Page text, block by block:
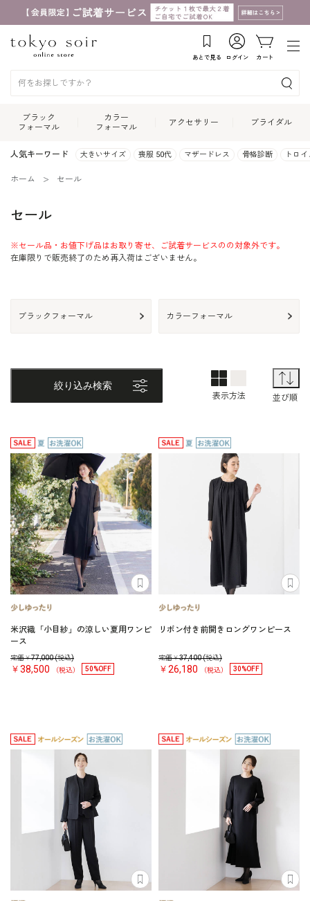
あとで見る ログイン カート
ブラック
フォーマル
カラー
フォーマル
アクセサリー ブライダル
人気キーワード 大きいサイズ 喪服 50代 マザードレス 骨格診断 トロ
ホーム セール
セール
※セール品・お値下げ品はお取り寄せ、ご試着サービスのの対象外です。
在庫限りで販売終了のため再入荷はございません。
ブラックフォーマル カラーフォーマル
絞り込み検索
表示方法
TOP画面表
並び順
米沢織「小目紗」の涼しい夏用ワンピ
ース
定価￥77,000(税込)
￥38,500 （税込） 50%OFF
リボン付き前開きロングワンピース
定価￥37,400(税込)
￥26,180 （税込） 30%OFF